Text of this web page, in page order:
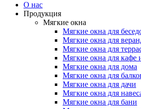
О нас
Продукция
Мягкие окна
Мягкие окна для
Мягкие окна для
Мягкие окна для
Мягкие окна для кафе
Мягкие окна для дома
Мягкие окна для
Мягкие окна для дачи
Мягкие окна для
Мягкие окна для бани